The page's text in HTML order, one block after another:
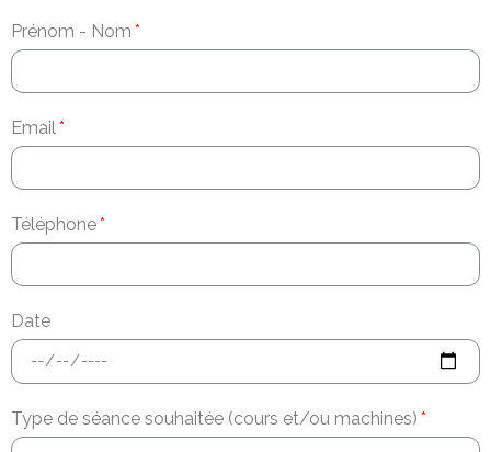
Prénom - Nom
Email
Téléphone
Date
Type de séance souhaitée (cours et/ou machines)